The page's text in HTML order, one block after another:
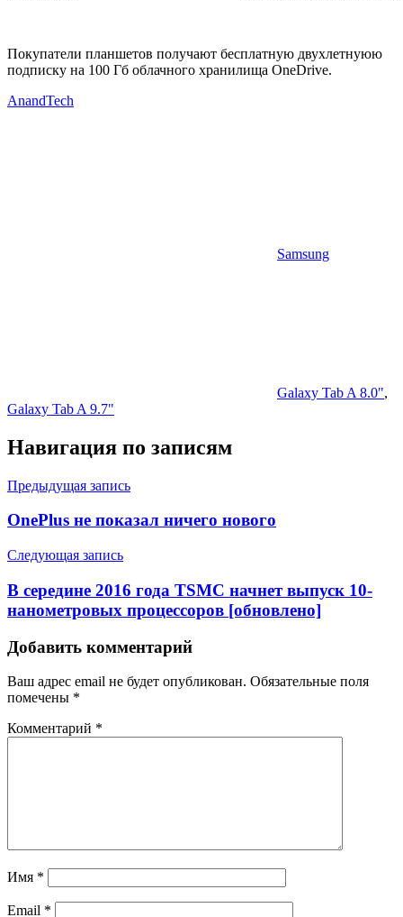
Покупатели планшетов получают бесплатную двухлетнуюю
подписку на 100 Гб облачного хранилища OneDrive.
AnandTech
Samsung
Galaxy Tab A 8.0",
Galaxy Tab A 9.7"
Навигация по записям
Предыдущая запись
OnePlus не показал ничего нового
Следующая запись
В середине 2016 года TSMC начнет выпуск 10-
нанометровых процессоров [обновлено]
Добавить комментарий
Ваш адрес email не будет опубликован. Обязательные поля
помечены *
Комментарий *
Имя *
Email *